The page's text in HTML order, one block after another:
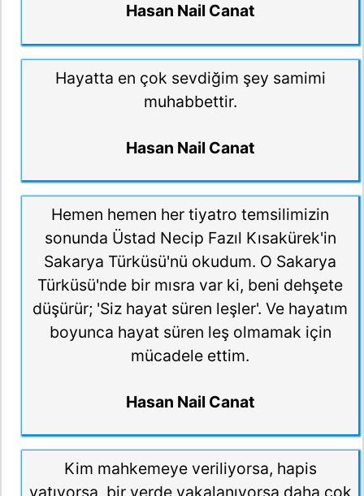
Hasan Nail Canat
Hayatta en çok sevdiğim şey samimi
muhabbettir.
Hasan Nail Canat
Hemen hemen her tiyatro temsilimizin
sonunda Üstad Necip Fazıl Kısakürek'in
Sakarya Türküsü'nü okudum. O Sakarya
Türküsü'nde bir mısra var ki, beni dehşete
düşürür; 'Siz hayat süren leşler'. Ve hayatım
boyunca hayat süren leş olmamak için
mücadele ettim.
Hasan Nail Canat
Kim mahkemeye veriliyorsa, hapis